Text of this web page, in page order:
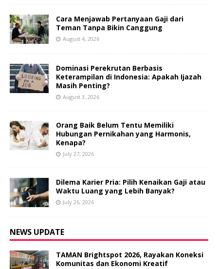
Cara Menjawab Pertanyaan Gaji dari
Teman Tanpa Bikin Canggung
August 4, 2026
Dominasi Perekrutan Berbasis
Keterampilan di Indonesia: Apakah Ijazah
Masih Penting?
August 3, 2026
Orang Baik Belum Tentu Memiliki
Hubungan Pernikahan yang Harmonis,
Kenapa?
July 27, 2026
Dilema Karier Pria: Pilih Kenaikan Gaji atau
Waktu Luang yang Lebih Banyak?
July 26, 2026
NEWS UPDATE
TAMAN Brightspot 2026, Rayakan Koneksi
Komunitas dan Ekonomi Kreatif